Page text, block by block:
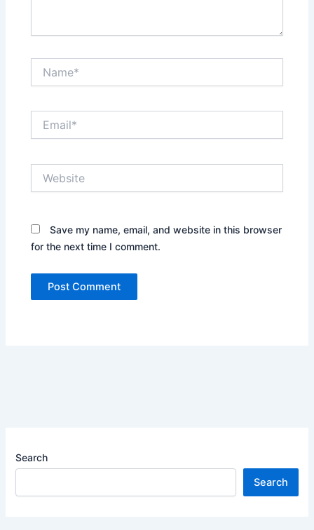
Save my name, email, and website in this browser
for the next time I comment.
Search
Search